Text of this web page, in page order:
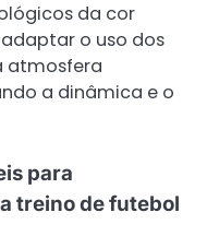
da cor
o uso dos
atmosfera
a dinâmica e o
para
treino de futebol